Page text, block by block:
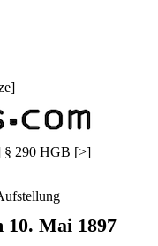
]
§ 290 HGB [>]
10. Mai 1897